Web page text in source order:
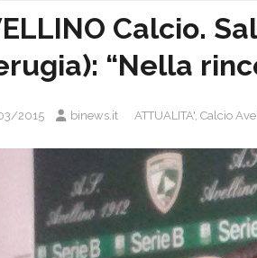
Calcio.
“Nella
2015 binews.it ATTUALITA', Calcio